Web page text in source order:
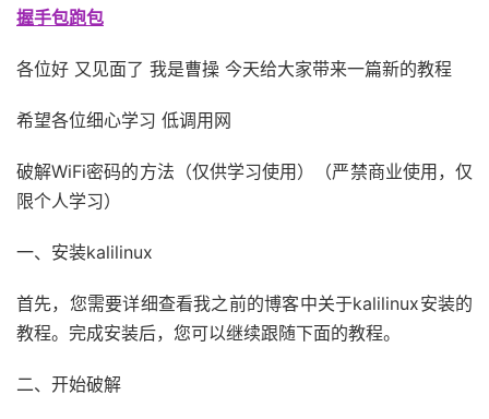
握手包跑包
各位好 又见面了 我是曹操 今天给大家带来一篇新的教程
希望各位细心学习 低调用网
破解WiFi密码的方法（仅供学习使用）（严禁商业使用，仅
限个人学习）
一、安装kalilinux
首先，您需要详细查看我之前的博客中关于kalilinux安装的
教程。完成安装后，您可以继续跟随下面的教程。
二、开始破解